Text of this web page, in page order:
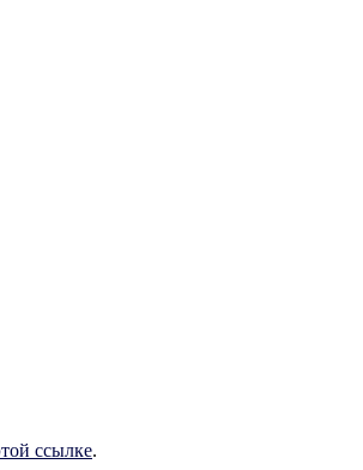
ссылке.